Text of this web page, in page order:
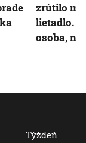
Týždeň
zrútilo
lietadlo.
osoba,